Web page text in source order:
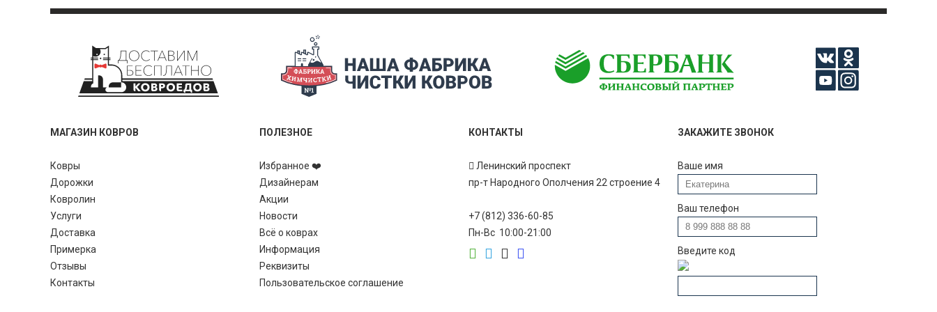
МАГАЗИН КОВРОВ
Ковры
Дорожки
Ковролин
Услуги
Доставка
Примерка
Отзывы
Контакты
ПОЛЕЗНОЕ
Избранное ❤️
Дизайнерам
Акции
Новости
Всё о коврах
Информация
Реквизиты
Пользовательское соглашение
КОНТАКТЫ
Ленинский проспект
пр-т Народного Ополчения 22 строение 4
+7 (812) 336-60-85
Пн-Вс 10:00-21:00
ЗАКАЖИТЕ ЗВОНОК
Ваше имя
Ваш телефон
Введите код